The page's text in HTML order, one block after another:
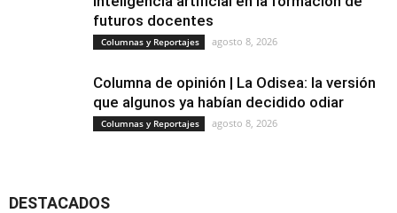
futuros docentes
Columnas y Reportajes agosto 8, 2026
Columna de opinión | La Odisea: la versión
que algunos ya habían decidido odiar
Columnas y Reportajes agosto 8, 2026
DESTACADOS